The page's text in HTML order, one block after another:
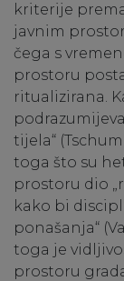
kriterije
javnim
čega s
prostoru
ritualizirana.
tijela“
toga što su
prostoru dio
kako bi
ponašanja“
toga je
prostoru